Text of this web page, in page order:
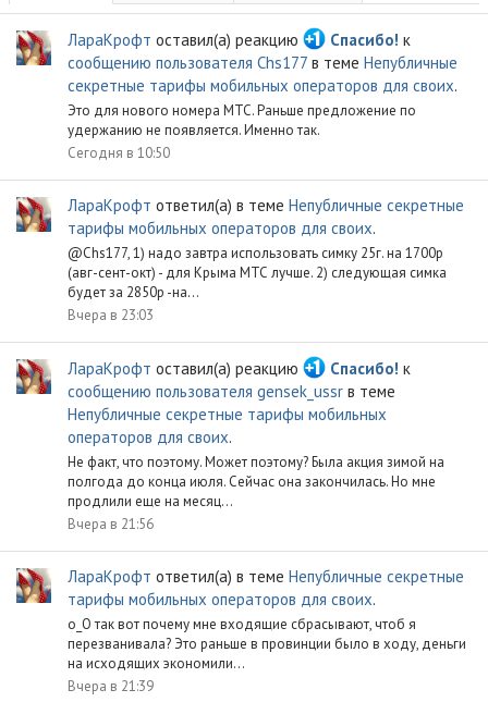
ЛараКрофт оставил(а) реакцию Спасибо! к
сообщению пользователя Chs177 в теме Непубличные
секретные тарифы мобильных операторов для своих.
Это для нового номера МТС. Раньше предложение по
удержанию не появляется. Именно так.
Сегодня в 10:50
ЛараКрофт ответил(а) в теме Непубличные секретные
тарифы мобильных операторов для своих.
@Chs177, 1) надо завтра использовать симку 25г. на 1700р
(авг-сент-окт) - для Крыма МТС лучше. 2) следующая симка
будет за 2850р -на...
Вчера в 23:03
ЛараКрофт оставил(а) реакцию Спасибо! к
сообщению пользователя gensek_ussr в теме
Непубличные секретные тарифы мобильных
операторов для своих.
Не факт, что поэтому. Может поэтому? Была акция зимой на
полгода до конца июля. Сейчас она закончилась. Но мне
продлили еще на месяц...
Вчера в 21:56
ЛараКрофт ответил(а) в теме Непубличные секретные
тарифы мобильных операторов для своих.
o_O так вот почему мне входящие сбрасывают, чтоб я
перезванивала? Это раньше в провинции было в ходу, деньги
на исходящих экономили...
Вчера в 21:39